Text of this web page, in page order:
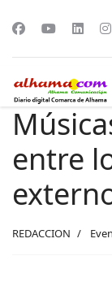
entre
REDACCION